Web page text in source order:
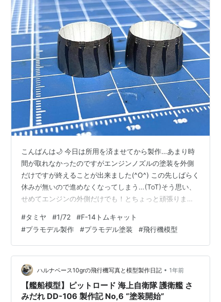
こんばんは🌙 今日は所用を済ませてから製作…あまり時
間が取れなかったのですがエンジンノズルの塗装を外側
だけですが終えることが出来ました(^O^) この先しばらく
休みが無いので進めなくなってしまう…(ToT)そう思い、
せめてエンジンの外側だけでも！とちょっと頑張りまし
F-16や航空自衛隊のF-2なども長さの短い版(と言うかF-
14のが延長型)を装備してます。好きな形状のノズルなの
で塗装も少々拘ってみました(^O^) 先ずブラックを塗装し
ました。そのあと均一になるようにクレオスさんの
SM206 スーパークロームシルバー2を塗装しています。
そ…
#タミヤ #1/72 #F-14トムキャット
#プラモデル製作 #プラモデル塗装 #飛行機模型
ハルナベース10grの飛行機写真と模型製作日記 • 1年前
【艦船模型】ピットロード 海上自衛隊 護衛艦 さ
みだれ DD-106 製作記 No,6 “塗装開始”